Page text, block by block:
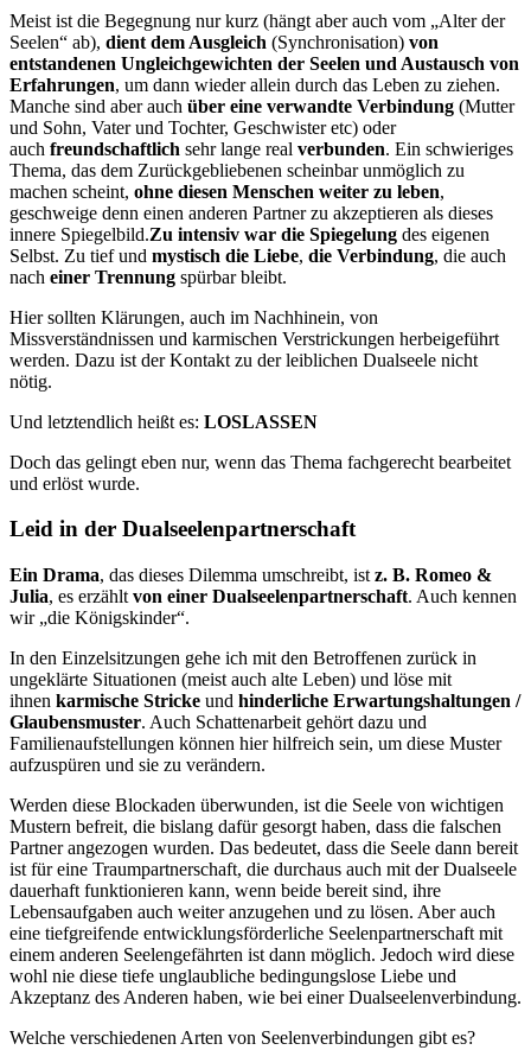
Meist ist die Begegnung nur kurz (hängt aber auch vom „Alter der
Seelen“ ab), dient dem Ausgleich (Synchronisation) von
entstandenen Ungleichgewichten der Seelen und Austausch von
Erfahrungen, um dann wieder allein durch das Leben zu ziehen.
Manche sind aber auch über eine verwandte Verbindung (Mutter
und Sohn, Vater und Tochter, Geschwister etc) oder
auch freundschaftlich sehr lange real verbunden. Ein schwieriges
Thema, das dem Zurückgebliebenen scheinbar unmöglich zu
machen scheint, ohne diesen Menschen weiter zu leben,
geschweige denn einen anderen Partner zu akzeptieren als dieses
innere Spiegelbild.Zu intensiv war die Spiegelung des eigenen
Selbst. Zu tief und mystisch die Liebe, die Verbindung, die auch
nach einer Trennung spürbar bleibt.
Hier sollten Klärungen, auch im Nachhinein, von
Missverständnissen und karmischen Verstrickungen herbeigeführt
werden. Dazu ist der Kontakt zu der leiblichen Dualseele nicht
nötig.
Und letztendlich heißt es: LOSLASSEN
Doch das gelingt eben nur, wenn das Thema fachgerecht bearbeitet
und erlöst wurde.
Leid in der Dualseelenpartnerschaft
Ein Drama, das dieses Dilemma umschreibt, ist z. B. Romeo &
Julia, es erzählt von einer Dualseelenpartnerschaft. Auch kennen
wir „die Königskinder“.
In den Einzelsitzungen gehe ich mit den Betroffenen zurück in
ungeklärte Situationen (meist auch alte Leben) und löse mit
ihnen karmische Stricke und hinderliche Erwartungshaltungen /
Glaubensmuster. Auch Schattenarbeit gehört dazu und
Familienaufstellungen können hier hilfreich sein, um diese Muster
aufzuspüren und sie zu verändern.
Werden diese Blockaden überwunden, ist die Seele von wichtigen
Mustern befreit, die bislang dafür gesorgt haben, dass die falschen
Partner angezogen wurden. Das bedeutet, dass die Seele dann bereit
ist für eine Traumpartnerschaft, die durchaus auch mit der Dualseele
dauerhaft funktionieren kann, wenn beide bereit sind, ihre
Lebensaufgaben auch weiter anzugehen und zu lösen. Aber auch
eine tiefgreifende entwicklungsförderliche Seelenpartnerschaft mit
einem anderen Seelengefährten ist dann möglich. Jedoch wird diese
wohl nie diese tiefe unglaubliche bedingungslose Liebe und
Akzeptanz des Anderen haben, wie bei einer Dualseelenverbindung.
Welche verschiedenen Arten von Seelenverbindungen gibt es?